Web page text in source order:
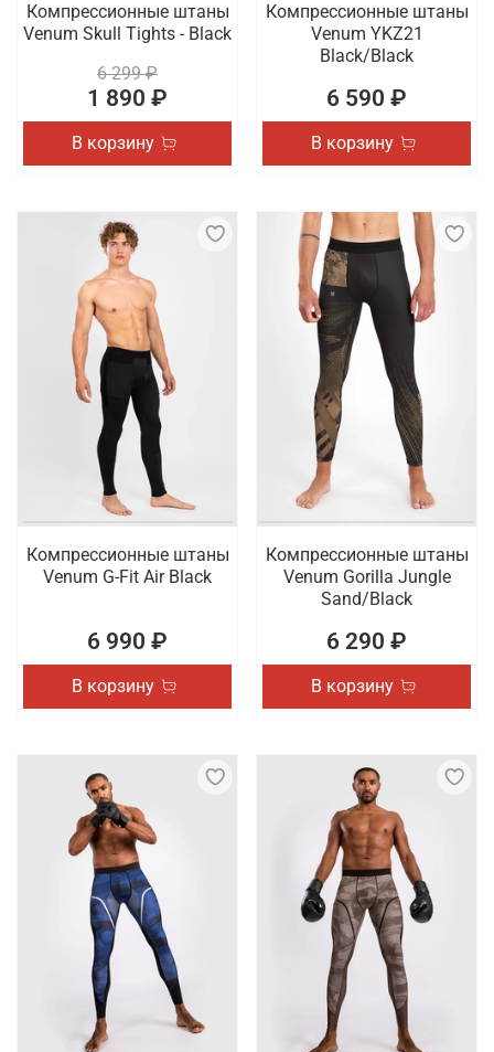
Компрессионные штаны
Venum Skull Tights - Black
6 299 ₽
1 890 ₽
В корзину
Компрессионные штаны
Venum YKZ21
Black/Black
6 590 ₽
В корзину
Компрессионные штаны
Venum G-Fit Air Black
6 990 ₽
В корзину
Компрессионные штаны
Venum Gorilla Jungle
Sand/Black
6 290 ₽
В корзину